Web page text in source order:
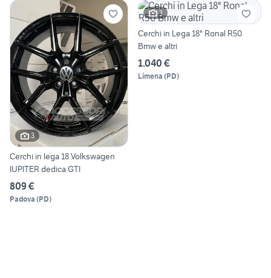
3
Cerchi in lega 18 Volkswagen
IUPITER dedica GTI
809 €
Padova (PD)
3
Cerchi in Lega 18" Ronal R50
Bmw e altri
1.040 €
Limena (PD)